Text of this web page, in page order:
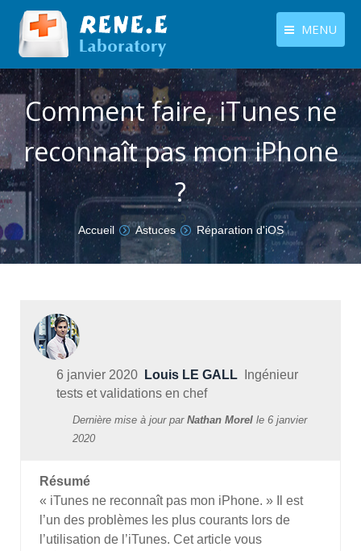
MENU
Produits
Centre de téléchargement
Boutique
Tutoriels
Contactez-nous
français
Langues
Comment faire, iTunes ne
reconnaît pas mon iPhone
?
Vous êtes ici :Accueil Astuces Réparation d'iOS
6 janvier 2020 Louis LE GALL Ingénieur
tests et validations en chef
Dernière mise à jour par Nathan Morel le 6 janvier
2020
Résumé
« iTunes ne reconnaît pas mon iPhone. » Il est
l’un des problèmes les plus courants lors de
l’utilisation de l’iTunes. Cet article vous